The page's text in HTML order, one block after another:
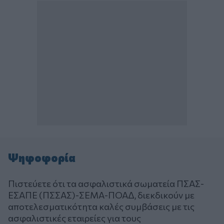
Ψηφοφορία
Πιστεύετε ότι τα ασφαλιστικά σωματεία ΠΣΑΣ-
ΕΣΑΠΕ (ΠΣΣΑΣ)-ΣΕΜΑ-ΠΟΑΔ, διεκδικούν με
αποτελεσματικότητα καλές συμβάσεις με τις
ασφαλιστικές εταιρείες για τους